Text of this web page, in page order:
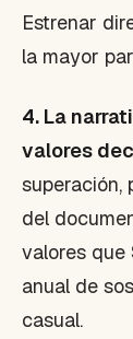
Estrenar
la mayor
4. La
valores
superación,
del
valores que
anual de
casual.